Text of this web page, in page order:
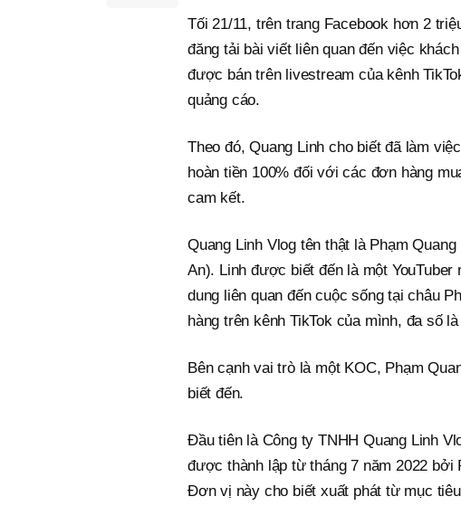
Tối 21/11, trên trang Facebook hơn 2
đăng tải bài viết liên quan đến việc
được bán trên livestream của kênh
quảng cáo.
Theo đó, Quang Linh cho biết đã làm
hoàn tiền 100% đối với các đơn hàng
cam kết.
Quang Linh Vlog tên thật là Phạm
An). Linh được biết đến là một
dung liên quan đến cuộc sống tại châu
hàng trên kênh TikTok của mình, đa số
Bên cạnh vai trò là một KOC, Phạm
biết đến.
Đầu tiên là Công ty TNHH Quang Linh
được thành lập từ tháng 7 năm 2022 bởi
Đơn vị này cho biết xuất phát từ mục